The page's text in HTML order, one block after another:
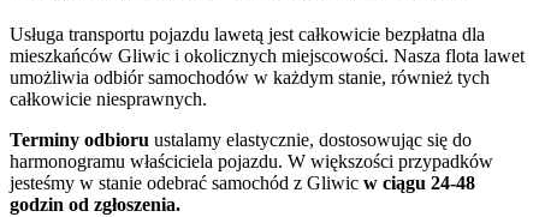
Usługa transportu pojazdu lawetą jest całkowicie bezpłatna dla
mieszkańców Gliwic i okolicznych miejscowości. Nasza flota lawet
umożliwia odbiór samochodów w każdym stanie, również tych
całkowicie niesprawnych.
Terminy odbioru ustalamy elastycznie, dostosowując się do
harmonogramu właściciela pojazdu. W większości przypadków
jesteśmy w stanie odebrać samochód z Gliwic w ciągu 24-48
godzin od zgłoszenia.